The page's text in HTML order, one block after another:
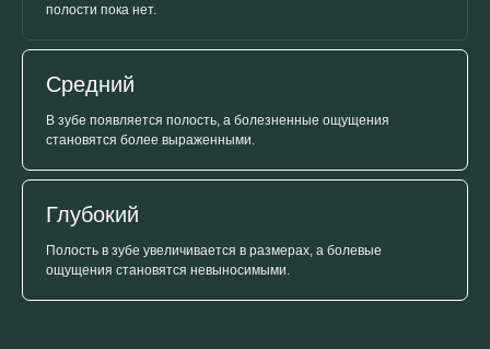
полости пока нет.
Средний
В зубе появляется полость, а болезненные ощущения
становятся более выраженными.
Глубокий
Полость в зубе увеличивается в размерах, а болевые
ощущения становятся невыносимыми.